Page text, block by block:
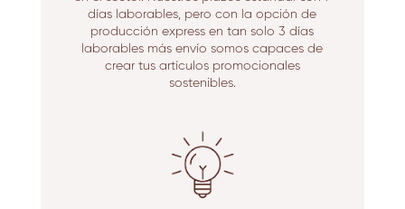
días laborables, pero con la opción de
producción express en tan solo 3 días
laborables más envío somos capaces de
crear tus artículos promocionales
sostenibles.